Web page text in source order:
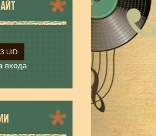
UID
входа